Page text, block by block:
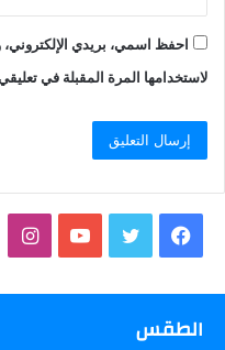
احفظ اسمي، بريدي الإلكتروني،
لاستخدامها المرة المقبلة في
فيسبوك تويتر يوتيوب
الطقس